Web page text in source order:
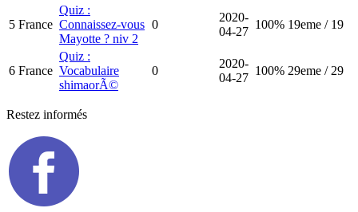
5 France
Quiz :
Connaissez-vous
Mayotte ? niv 2
0
2020-
04-27
100% 19eme / 19
6 France
Quiz :
Vocabulaire
shimaorÃ©
0
2020-
04-27
100% 29eme / 29
Restez informés